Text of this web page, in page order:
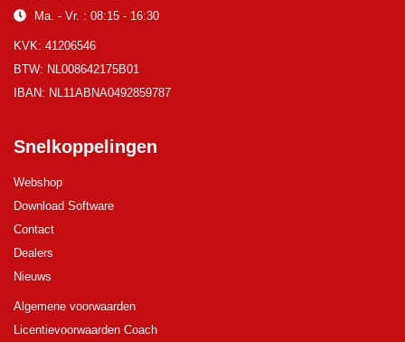
Ma. - Vr. : 08:15 - 16:30
KVK: 41206546
BTW: NL008642175B01
IBAN: NL11ABNA0492859787
Snelkoppelingen
Webshop
Download Software
Contact
Dealers
Nieuws
Algemene voorwaarden
Licentievoorwaarden Coach